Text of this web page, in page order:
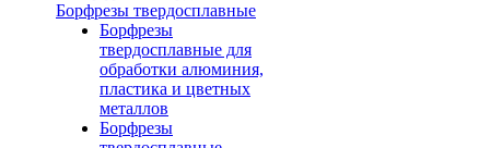
Борфрезы твердосплавные
Борфрезы
твердосплавные для
обработки алюминия,
пластика и цветных
металлов
Борфрезы